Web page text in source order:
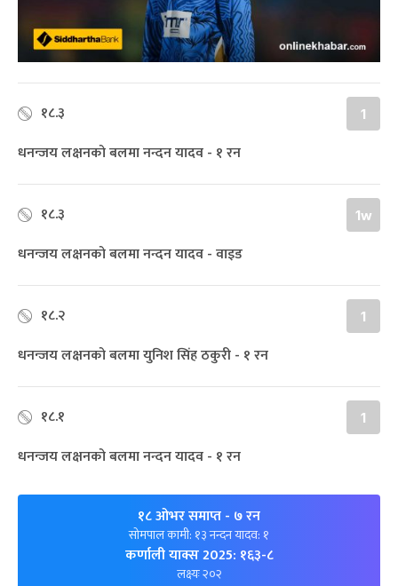
१८.३ 1
धनन्जय लक्षनको बलमा नन्दन यादव - १ रन
१८.३ 1w
धनन्जय लक्षनको बलमा नन्दन यादव - वाइड
१८.२ 1
धनन्जय लक्षनको बलमा युनिश सिंह ठकुरी - १ रन
१८.१ 1
धनन्जय लक्षनको बलमा नन्दन यादव - १ रन
१८ ओभर समाप्त- ७ रन
सोमपाल कामी: १३ नन्दन यादव: १
कर्णाली याक्स 2025: १६३-८
लक्ष्यः २०२